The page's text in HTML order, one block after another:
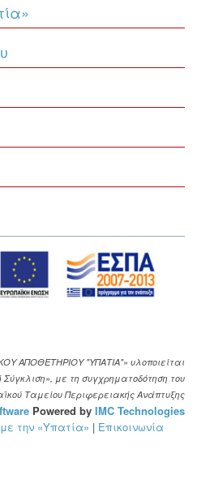
ΑΠΟΘΕΤΗΡΙΟΥ "ΥΠΑΤΙΑ"» υλοποιείται
με τη συγχρηματοδότηση του
Ταμείου Περιφερειακής Ανάπτυξης
Powered by IMC Technologies
την «Υπατία» | Επικοινωνία